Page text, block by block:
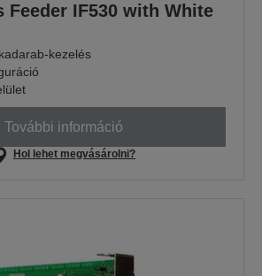
Feeder IF530 with White
kezelés
További információ
Hol lehet megvásárolni?